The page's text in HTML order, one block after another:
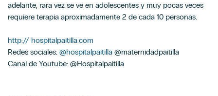
adelante, rara vez se ve en adolescentes y muy pocas veces
requiere terapia aproximadamente 2 de cada 10 personas.
http:// hospitalpaitilla.com
Redes sociales: @hospitalpaitilla @maternidadpaitilla
Canal de Youtube: @Hospitalpaitilla